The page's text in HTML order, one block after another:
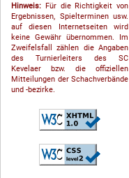
Hinweis: Für die Richtigkeit von
Ergebnissen, Spielterminen usw.
auf diesen Internetseiten wird
keine Gewähr übernommen. Im
Zweifelsfall zählen die Angaben
des Turnierleiters des SC
Kevelaer bzw. die offiziellen
Mitteilungen der Schach­ver­bände
und -bezirke.